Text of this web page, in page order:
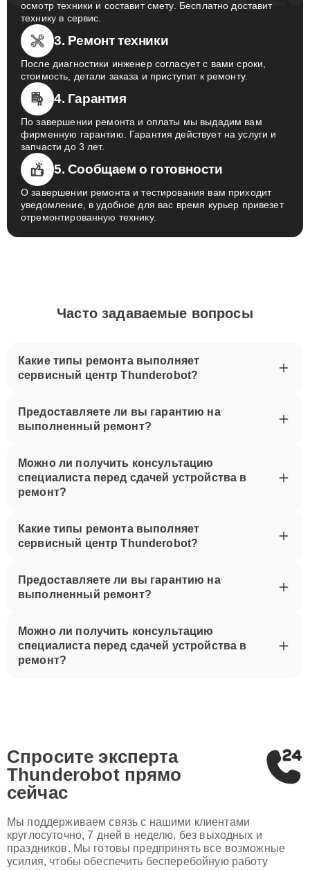
осмотр техники и составит смету. Бесплатно доставит
технику в сервис.
3. Ремонт техники
После диагностики инженер согласует с вами сроки,
стоимость, детали заказа и приступит к ремонту.
4. Гарантия
По завершении ремонта и оплаты мы выдадим вам
фирменную гарантию. Гарантия действует на услуги и
запчасти до 3 лет.
5. Сообщаем о готовности
О завершении ремонта и тестирования вам приходит
уведомление, в удобное для вас время курьер привезет
отремонтированную технику.
Часто задаваемые вопросы
Какие типы ремонта выполняет
сервисный центр Thunderobot?
Предоставляете ли вы гарантию на
выполненный ремонт?
Можно ли получить консультацию
специалиста перед сдачей устройства в
ремонт?
Какие типы ремонта выполняет
сервисный центр Thunderobot?
Предоставляете ли вы гарантию на
выполненный ремонт?
Можно ли получить консультацию
специалиста перед сдачей устройства в
ремонт?
Спросите эксперта
Thunderobot прямо
сейчас
Мы поддерживаем связь с нашими клиентами
круглосуточно, 7 дней в неделю, без выходных и
праздников. Мы готовы предпринять все возможные
усилия, чтобы обеспечить бесперебойную работу